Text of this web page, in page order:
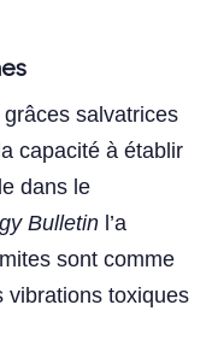
salvatrices
capacité à établir
dans le
Bulletin l’a
sont comme
vibrations toxiques